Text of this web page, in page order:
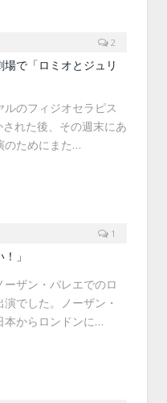
2
で「ロミオとジュリ
のフィジオセラピス
れた後、その週末にあ
のためにまた…
1
」
ザン・バレエでのロ
でした。ノーザン・
本からロンドンに…